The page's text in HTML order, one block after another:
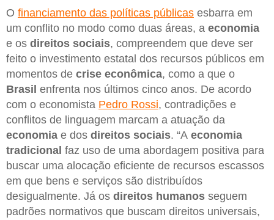
O financiamento das políticas públicas esbarra em
um conflito no modo como duas áreas, a economia
e os direitos sociais, compreendem que deve ser
feito o investimento estatal dos recursos públicos em
momentos de crise econômica, como a que o
Brasil enfrenta nos últimos cinco anos. De acordo
com o economista Pedro Rossi, contradições e
conflitos de linguagem marcam a atuação da
economia e dos direitos sociais. “A economia
tradicional faz uso de uma abordagem positiva para
buscar uma alocação eficiente de recursos escassos
em que bens e serviços são distribuídos
desigualmente. Já os direitos humanos seguem
padrões normativos que buscam direitos universais,